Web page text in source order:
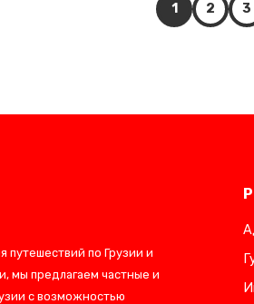
1 2 3
по Грузии и
мы предлагаем частные и
с возможностью